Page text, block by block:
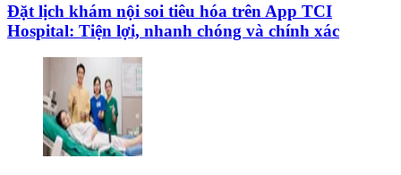
Đặt lịch khám nội soi tiêu hóa trên App TCI
Hospital: Tiện lợi, nhanh chóng và chính xác